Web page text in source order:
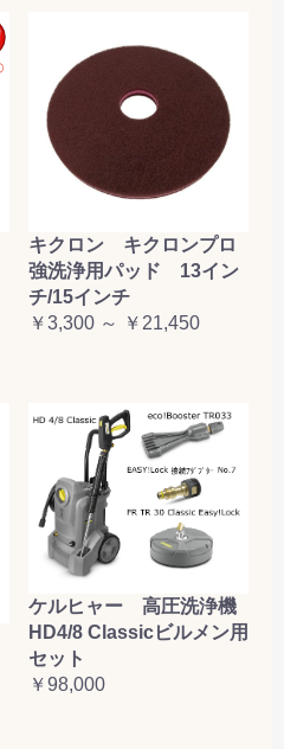
キクロン キクロンプロ
強洗浄用パッド 13イン
チ/15インチ
￥3,300 ～ ￥21,450
ケルヒャー 高圧洗浄機
HD4/8 Classicビルメン用
セット
￥98,000